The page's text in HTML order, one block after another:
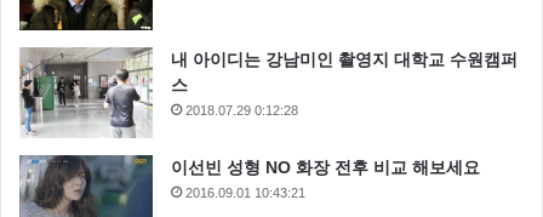
내 아이디는 강남미인 촬영지 대학교 수원캠퍼
스
2018.07.29 0:12:28
이선빈 성형 NO 화장 전후 비교 해보세요
2016.09.01 10:43:21